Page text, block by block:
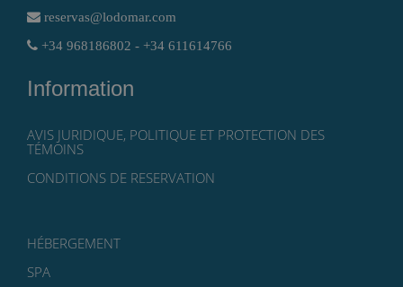
reservas@lodomar.com
+34 968186802 - +34 611614766
Information
AVIS JURIDIQUE, POLITIQUE ET PROTECTION DES
TÉMOINS
CONDITIONS DE RESERVATION
HÉBERGEMENT
SPA